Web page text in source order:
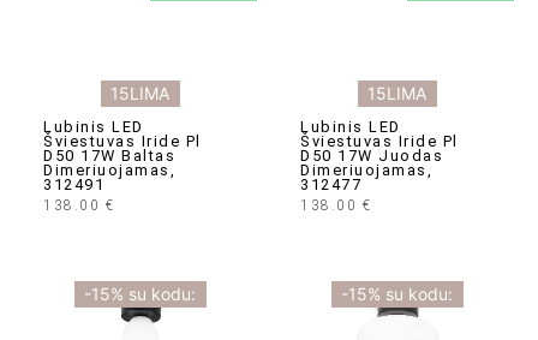
15LIMA
Lubinis LED
Šviestuvas Iride Pl
D50 17W Baltas
Dimeriuojamas,
312491
138.00 €
15LIMA
Lubinis LED
Šviestuvas Iride Pl
D50 17W Juodas
Dimeriuojamas,
312477
138.00 €
-15% su kodu: -15% su kodu: